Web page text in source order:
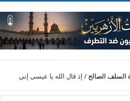
السلف الصالح / إذ قال الله يا عيسى إني